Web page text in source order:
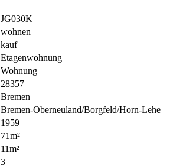
JG030K
wohnen
kauf
Etagenwohnung
Wohnung
28357
Bremen
Bremen-Oberneuland/Borgfeld/Horn-Lehe
1959
71m²
11m²
3